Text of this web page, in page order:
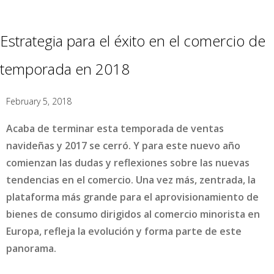
Estrategia para el éxito en el comercio de
temporada en 2018
February 5, 2018
Acaba de terminar esta temporada de ventas
navideñas y 2017 se cerró. Y para este nuevo año
comienzan las dudas y reflexiones sobre las nuevas
tendencias en el comercio. Una vez más, zentrada, la
plataforma más grande para el aprovisionamiento de
bienes de consumo dirigidos al comercio minorista en
Europa, refleja la evolución y forma parte de este
panorama.